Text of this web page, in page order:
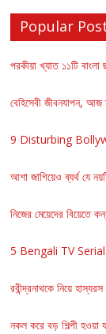
Popular
পরকীয়া খ্যাত ১১টি বাংলা
বেহিসেবী জীবনযাপন,
9 Disturbing
আশা জাগিয়েও ব্যর্থ যে
নিজের মেয়েদের বিয়েতে
5 Bengali TV
রবীন্দ্রনাথকে নিয়ে
নকল করে বড় শিল্পী হওয়া